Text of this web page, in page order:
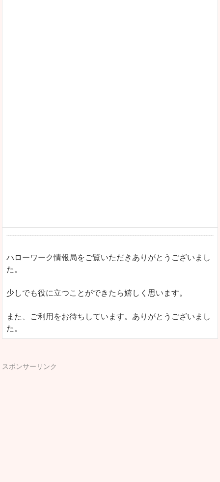
ハローワーク情報局をご覧いただきありがとうございまし
た。
少しでも役に立つことができたら嬉しく思います。
また、ご利用をお待ちしています。ありがとうございまし
た。
スポンサーリンク